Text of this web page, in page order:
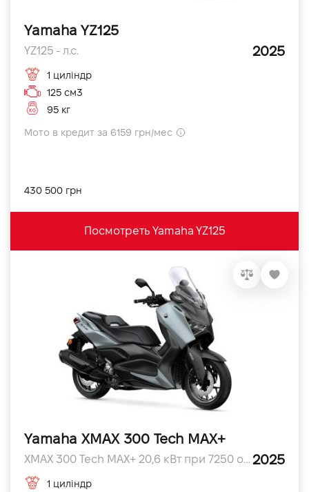
Yamaha YZ125
YZ125 - л.с. 2025
1 циліндр
125 см3
95 кг
Мото в кредит за 6159 грн/мес
430 500 грн
Посмотреть Yamaha YZ125
Yamaha XMAX 300 Tech MAX+
XMAX 300 Tech MAX+ 20,6 кВт при 7250 об/хв л.с. 2025
1 циліндр